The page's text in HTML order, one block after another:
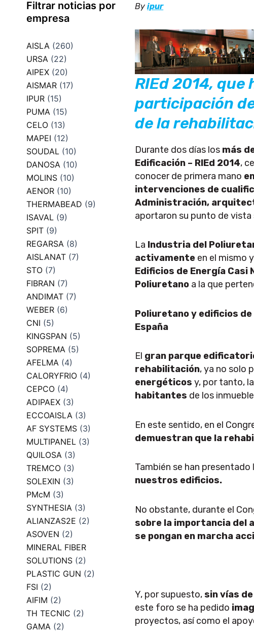
Filtrar noticias por
empresa
AISLA (260)
URSA (22)
AIPEX (20)
AISMAR (17)
IPUR (15)
PUMA (15)
CELO (13)
MAPEI (12)
SOUDAL (10)
DANOSA (10)
MOLINS (10)
AENOR (10)
THERMABEAD (9)
ISAVAL (9)
SPIT (9)
REGARSA (8)
AISLANAT (7)
STO (7)
FIBRAN (7)
ANDIMAT (7)
WEBER (6)
CNI (5)
KINGSPAN (5)
SOPREMA (5)
AFELMA (4)
CALORYFRIO (4)
CEPCO (4)
ADIPAEX (3)
ECCOAISLA (3)
AF SYSTEMS (3)
MULTIPANEL (3)
QUILOSA (3)
TREMCO (3)
SOLEXIN (3)
PMcM (3)
SYNTHESIA (3)
ALIANZAS2E (2)
ASOVEN (2)
MINERAL FIBER
SOLUTIONS (2)
PLASTIC GUN (2)
FSI (2)
AIFIM (2)
TH TECNIC (2)
GAMA (2)
Byipur
RIEd 2014, que
participación
de la
Durante dos días los más
Edificación – RIEd 2014,
conocer de primera mano
intervenciones de
Administración,
aportaron su punto de vista
La Industria del
activamente en el mismo y
Edificios de Energía Casi
Poliuretano a la que
Poliuretano y edificios de
España
El gran parque
rehabilitación, ya no solo
energéticos y, por tanto, la
habitantes de los
En este sentido, en el
demuestran que la
También se han presentado
nuestros edificios.
No obstante, durante el
sobre la importancia del
se pongan en marcha
Y, por supuesto,sin vías
este foro se ha pedido
proyectos, así como el